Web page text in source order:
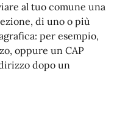
al tuo comune una
di uno o più
per esempio,
oppure un CAP
dopo un